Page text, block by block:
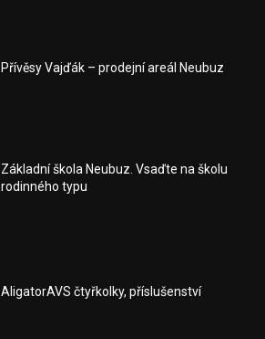
Přívěsy Vajďák – prodejní areál Neubuz
Základní škola Neubuz. Vsaďte na školu
rodinného typu
AligatorAVS čtyřkolky, příslušenství